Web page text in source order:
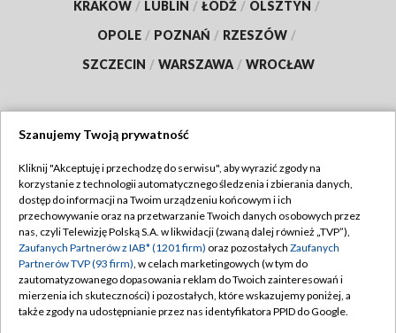
KRAKÓW / LUBLIN / ŁÓDŹ / OLSZTYN /
OPOLE / POZNAŃ / RZESZÓW /
SZCZECIN / WARSZAWA / WROCŁAW
TVP
Abonament TVP
Emisja w TVP
Centrum informacji TVP
Naziemna Telewizja Cyfrowa
Regulamin TVP
Polityka prywatności
Moje zgody
Pomoc
Szanujemy Twoją prywatność
Kliknij "Akceptuję i przechodzę do serwisu", aby wyrazić zgody na
korzystanie z technologii automatycznego śledzenia i zbierania danych,
dostęp do informacji na Twoim urządzeniu końcowym i ich
przechowywanie oraz na przetwarzanie Twoich danych osobowych przez
nas, czyli Telewizję Polską S.A. w likwidacji (zwaną dalej również „TVP”),
Zaufanych Partnerów z IAB* (1201 firm) oraz pozostałych Zaufanych
Partnerów TVP (93 firm), w celach marketingowych (w tym do
zautomatyzowanego dopasowania reklam do Twoich zainteresowań i
mierzenia ich skuteczności) i pozostałych, które wskazujemy poniżej, a
także zgody na udostępnianie przez nas identyfikatora PPID do Google.